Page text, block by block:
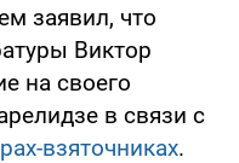
заявил, что
Виктор
на своего
в связи с
взяточниках.